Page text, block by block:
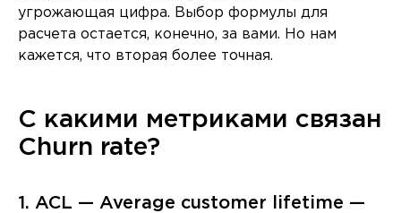
угрожающая цифра. Выбор формулы для
расчета остается, конечно, за вами. Но нам
кажется, что вторая более точная.
С какими метриками связан
Churn rate?
1. ACL — Average customer lifetime —